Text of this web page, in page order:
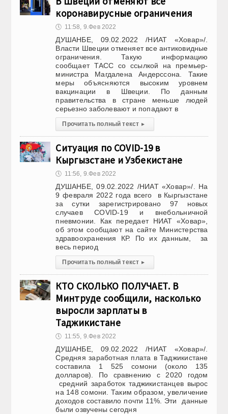
коронавирусные ограничения
🕔 11:58, 9.Фев 2022
ДУШАНБЕ, 09.02.2022 /НИАТ «Ховар»/.
Власти Швеции отменяет все антиковидные
ограничения. Такую информацию
сообщает ТАСС со ссылкой на премьер-
министра Магдалена Андерссона. Такие
меры объясняются высоким уровнем
вакцинации в Швеции. По данным
правительства в стране меньше людей
серьезно заболевают и попадают в
Прочитать полный текст ▸
Ситуация по COVID-19 в
Кыргызстане и Узбекистане
🕔 11:56, 9.Фев 2022
ДУШАНБЕ, 09.02.2022 /НИАТ «Ховар»/. На
9 февраля 2022 года всего в Кыргызстане
за сутки зарегистрировано 97 новых
случаев COVID-19 и внебольничной
пневмонии. Как передает НИАТ «Ховар»,
об этом сообщают на сайте Министерства
здравоохранения КР. По их данным, за
весь период
Прочитать полный текст ▸
КТО СКОЛЬКО ПОЛУЧАЕТ. В
Минтруде сообщили, насколько
выросли зарплаты в
Таджикистане
🕔 11:55, 9.Фев 2022
ДУШАНБЕ, 09.02.2022 /НИАТ «Ховар»/.
Средняя заработная плата в Таджикистане
составила 1 525 сомони (около 135
долларов). По сравнению с 2020 годом
средний заработок таджикистанцев вырос
на 148 сомони. Таким образом, увеличение
доходов составило почти 11%. Эти данные
были озвучены сегодня